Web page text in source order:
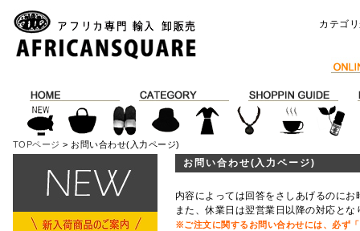
カテゴ
TOPページ > お問い合わせ(入力ページ)
お問い合わせ(入力ページ)
内容によっては回答をさしあげるのに
また、休業日は翌営業日以降の対応と
※ご注文に関するお問い合わせには、必ず